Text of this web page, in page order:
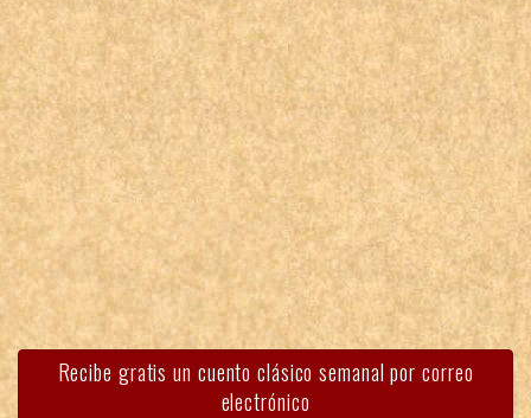
Recibe gratis un cuento clásico semanal por correo
electrónico